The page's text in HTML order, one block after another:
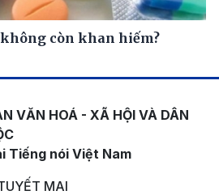
còn khan hiếm?
VĂN HOÁ - XÃ HỘI VÀ DÂN
Tiếng nói Việt Nam
MAI